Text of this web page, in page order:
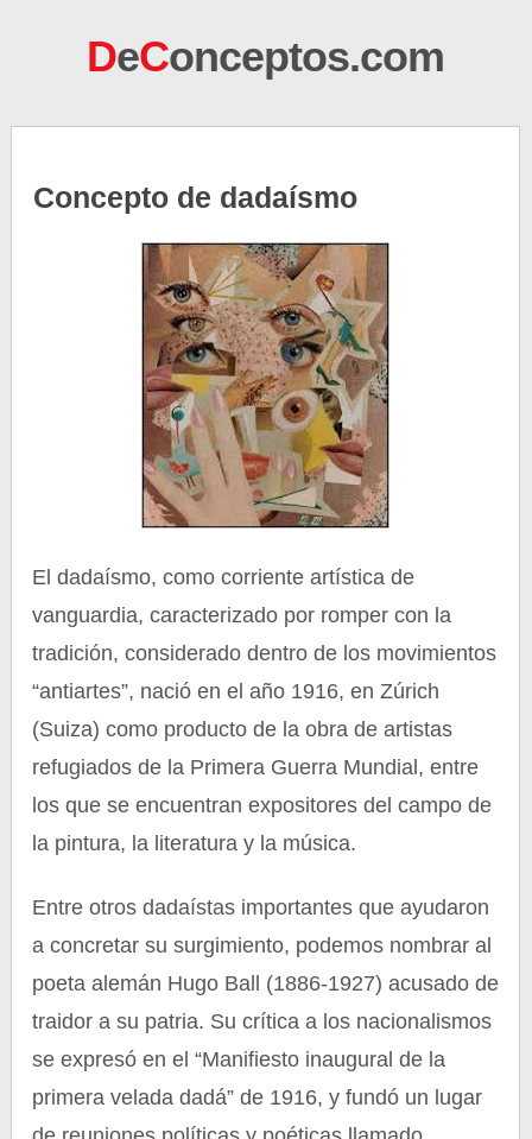
DeConceptos.com
Concepto de dadaísmo
El dadaísmo, como corriente artística de
vanguardia, caracterizado por romper con la
tradición, considerado dentro de los movimientos
“antiartes”, nació en el año 1916, en Zúrich
(Suiza) como producto de la obra de artistas
refugiados de la Primera Guerra Mundial, entre
los que se encuentran expositores del campo de
la pintura, la literatura y la música.
Entre otros dadaístas importantes que ayudaron
a concretar su surgimiento, podemos nombrar al
poeta alemán Hugo Ball (1886-1927) acusado de
traidor a su patria. Su crítica a los nacionalismos
se expresó en el “Manifiesto inaugural de la
primera velada dadá” de 1916, y fundó un lugar